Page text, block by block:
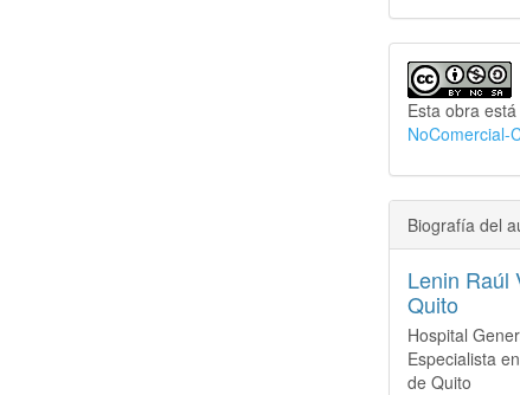
Esta obra
NoComercial-
Biografía del
Lenin Raúl
Quito
Hospital
Especialista
de Quito